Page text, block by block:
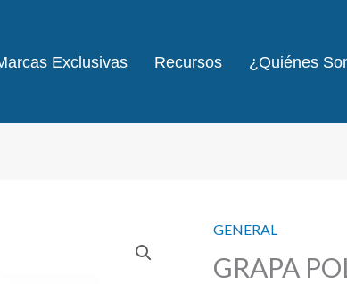
Exclusivas Recursos ¿Quiénes
GENERAL
GRAPA